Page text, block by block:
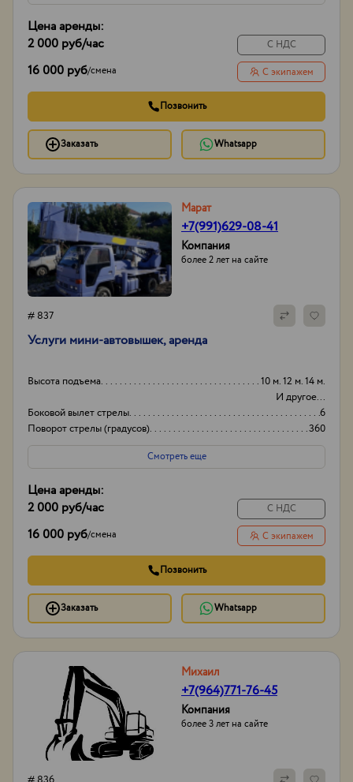
Цена аренды:
2 000 руб/час
16 000 руб/смена
С НДС
С экипажем
Позвонить
Заказать Whatsapp
Марат
+7(991)629-08-41
Компания
более 2 лет на сайте
# 837
Услуги мини-автовышек, аренда
Высота подъема
10 м. 12 м. 14 м.
И другое...
Боковой вылет стрелы
6
Поворот стрелы (градусов)
360
Грузоподьемность корзины:
200кг
Смотреть еще
Цена аренды:
2 000 руб/час
16 000 руб/смена
С НДС
С экипажем
Позвонить
Заказать Whatsapp
Михаил
+7(964)771-76-45
Компания
более 3 лет на сайте